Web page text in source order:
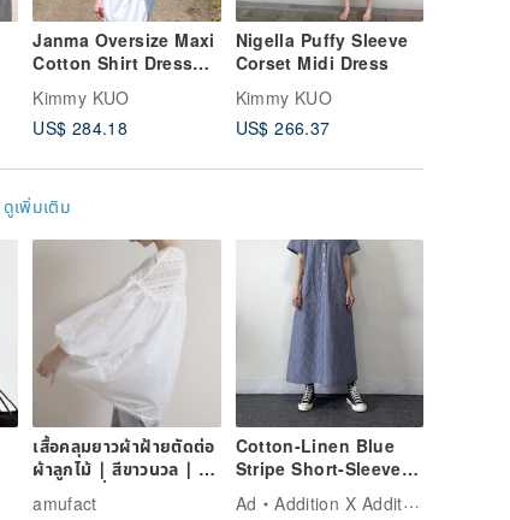
Janma Oversize Maxi
Cotton Shirt Dress
with Puffy Sleeves
Kimmy KUO
US$ 284.18
Nigella Puffy Sleeve
Corset Midi Dress
Kimmy KUO
US$ 266.37
ดูเพิ่มเติม
เสื้อคลุมยาวผ้าฝ้ายตัดต่อ
ผ้าลูกไม้ ∣ สีขาวนวล ∣ รับ
ผลิตตามสั่ง
amufact
Cotton-Linen Blue
Stripe Short-Sleeved
Dress
Ad
Addition X Addition